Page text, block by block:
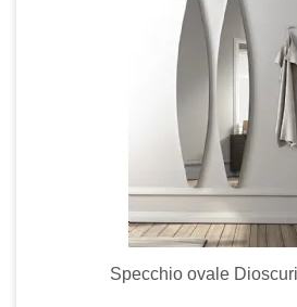
Specchio ovale